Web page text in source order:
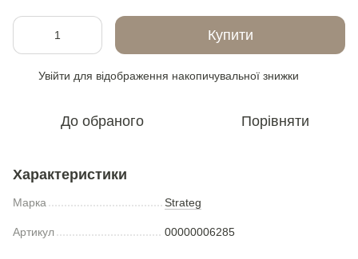
Купити
Увійти для відображення накопичувальної знижки
До обраного Порівняти
Характеристики
Марка Strateg
Артикул 00000006285